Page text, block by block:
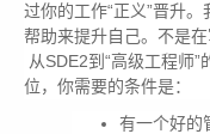
过你的工作“正义”晋升
帮助来提升自己。不是在
从SDE2到“高级工程师
位，你需要的条件是：
有一个好的